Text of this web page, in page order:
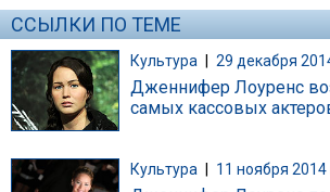
ССЫЛКИ ПО ТЕМЕ
Культура | 29 декабря
Дженнифер Лоуренс
самых кассовых
Культура 11 ноября 2014